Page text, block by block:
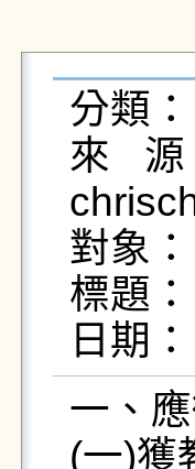
分類
來
對象
標題
一、
(一)獲